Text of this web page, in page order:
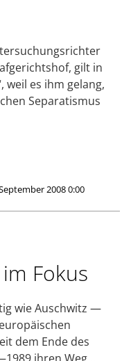
gilt in
weil es ihm gelang,
Separatismus
2008 0:00
Fokus
wie Auschwitz —
dem Ende des